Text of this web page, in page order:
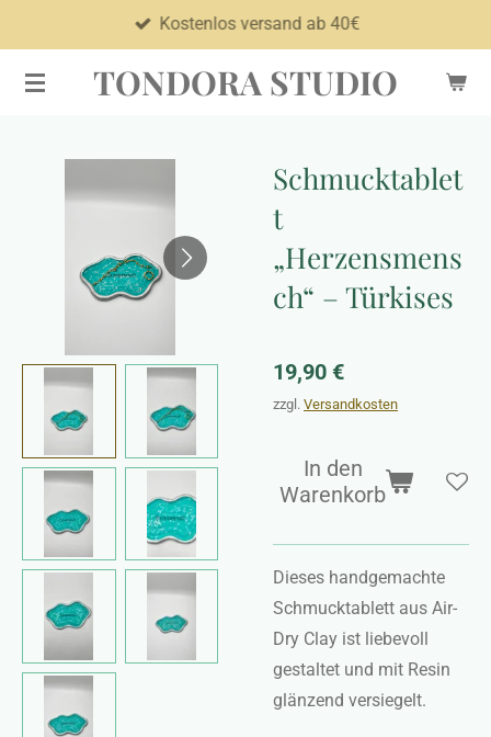
Hauptinhalt
springen
TONDORA STUDIO
Kostenlos versand ab 40€
Schmucktablet
t
„Herzensmens
ch“ – Türkises
19,90 €
zzgl. Versandkosten
In den
Warenkorb
Dieses handgemachte
Schmucktablett aus Air-
Dry Clay ist liebevoll
gestaltet und mit Resin
glänzend versiegelt.